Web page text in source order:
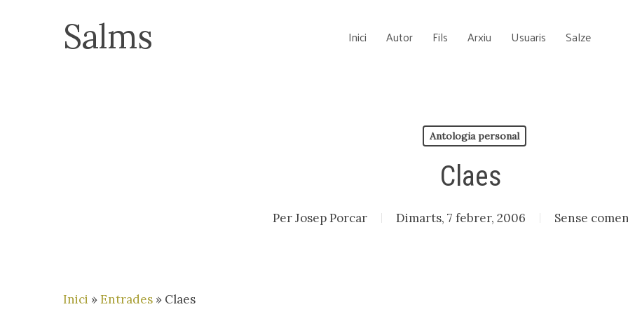
Salms Inici Autor Fils Arxiu Usuaris Salze
Antologia personal
Claes
PerJosep Porcar Dimarts, 7 febrer, 2006 Sense
Inici »Entrades » Claes